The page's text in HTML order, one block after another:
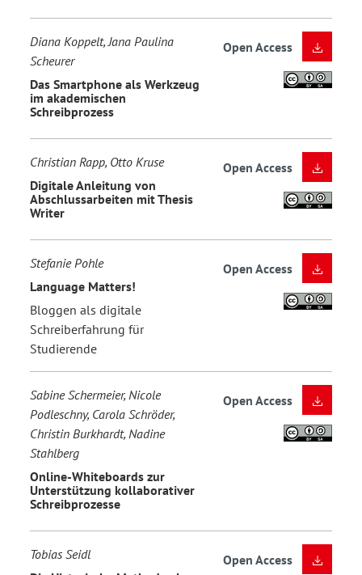
Diana Koppelt, Jana Paulina
Scheurer
Das Smartphone als Werkzeug
im akademischen
Schreibprozess
Open Access
Christian Rapp, Otto Kruse
Digitale Anleitung von
Abschlussarbeiten mit Thesis
Writer
Open Access
Stefanie Pohle
Language Matters!
Bloggen als digitale
Schreiberfahrung für
Studierende
Open Access
Sabine Schermeier, Nicole
Podleschny, Carola Schröder,
Christin Burkhardt, Nadine
Stahlberg
Online-Whiteboards zur
Unterstützung kollaborativer
Schreibprozesse
Open Access
Tobias Seidl
Open Access